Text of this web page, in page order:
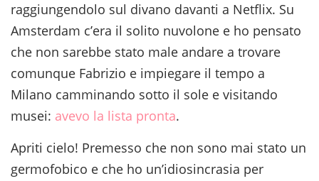
raggiungendolo sul divano davanti a Netflix. Su
Amsterdam c’era il solito nuvolone e ho pensato
che non sarebbe stato male andare a trovare
comunque Fabrizio e impiegare il tempo a
Milano camminando sotto il sole e visitando
musei: avevo la lista pronta.
Apriti cielo! Premesso che non sono mai stato un
germofobico e che ho un’idiosincrasia per